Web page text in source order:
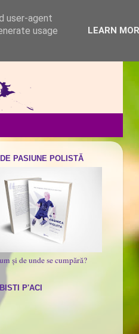
PASIUNE POLISTĂ
și de unde se cumpără?
P'ACI
user-agent
usage
LEARN